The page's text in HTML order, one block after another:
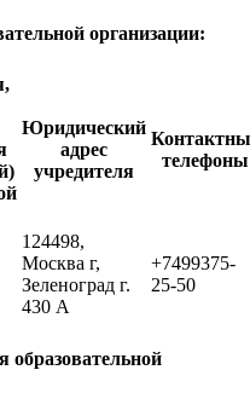
организации:
Юридический
адрес
учредителя
телефоны
124498,
Москва г,
Зеленоград г.
430 А
+7499375-
25-50
образовательной